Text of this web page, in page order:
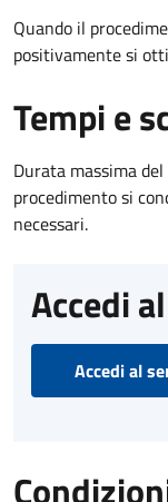
Quando il
positivamente si
Tempi e
Durata massima
procedimento si
necessari.
Accedi
Accedi al